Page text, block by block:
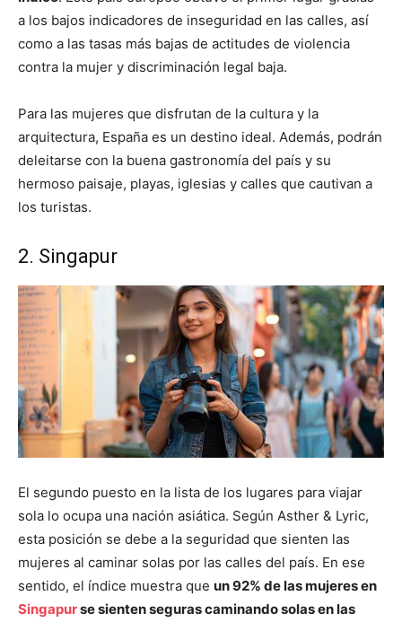
a los bajos indicadores de inseguridad en las calles, así
como a las tasas más bajas de actitudes de violencia
contra la mujer y discriminación legal baja.
Para las mujeres que disfrutan de la cultura y la
arquitectura, España es un destino ideal. Además, podrán
deleitarse con la buena gastronomía del país y su
hermoso paisaje, playas, iglesias y calles que cautivan a
los turistas.
2. Singapur
El segundo puesto en la lista de los lugares para viajar
sola lo ocupa una nación asiática. Según Asther & Lyric,
esta posición se debe a la seguridad que sienten las
mujeres al caminar solas por las calles del país. En ese
sentido, el índice muestra que un 92% de las mujeres en
Singapurse sienten seguras caminando solas en las